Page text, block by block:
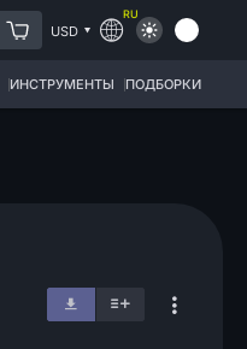
USD
RU
ИНСТРУМЕНТЫ ПОДБОРКИ